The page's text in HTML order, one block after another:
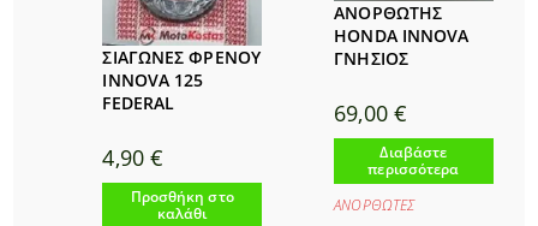
ΣΙΑΓΩΝΕΣ ΦΡΕΝΟΥ
INNOVA 125
FEDERAL
4,90 €
Προσθήκη στο
καλάθι
ΑΝΟΡΘΩΤΗΣ
HONDA INNOVA
ΓΝΗΣΙΟΣ
69,00 €
Διαβάστε
περισσότερα
ΑΝΟΡΘΩΤΕΣ